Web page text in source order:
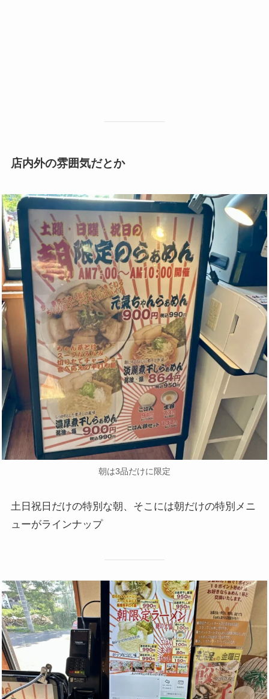
店内外の雰囲気だとか
朝は3品だけに限定
土日祝日だけの特別な朝、そこには朝だけの特別メニ
ューがラインナップ